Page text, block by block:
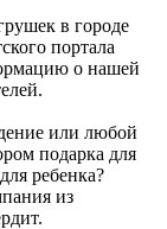
в городе
портала
о нашей
или любой
подарка для
ребенка?
из